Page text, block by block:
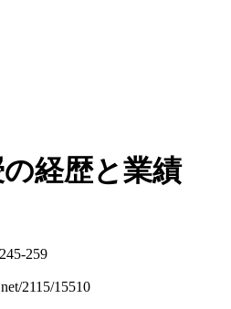
経歴と業績
259
2115/15510